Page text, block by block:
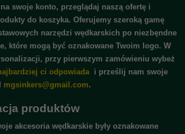
swoje konto, przeglądaj naszą ofertę i
do koszyka. Oferujemy szeroką gamę
narzędzi wędkarskich po niezbęndne
które mogą być oznakowane Twoim logo. W
przy pierwszym zamówieniu wybeż
ci odpowiadai prześlij nam swoje
mgsinkers@gmail.com.
produktów
akcesoria wędkarskie były oznakowane